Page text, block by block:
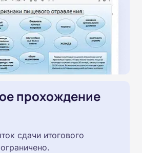
прохождение
сдачи итогового